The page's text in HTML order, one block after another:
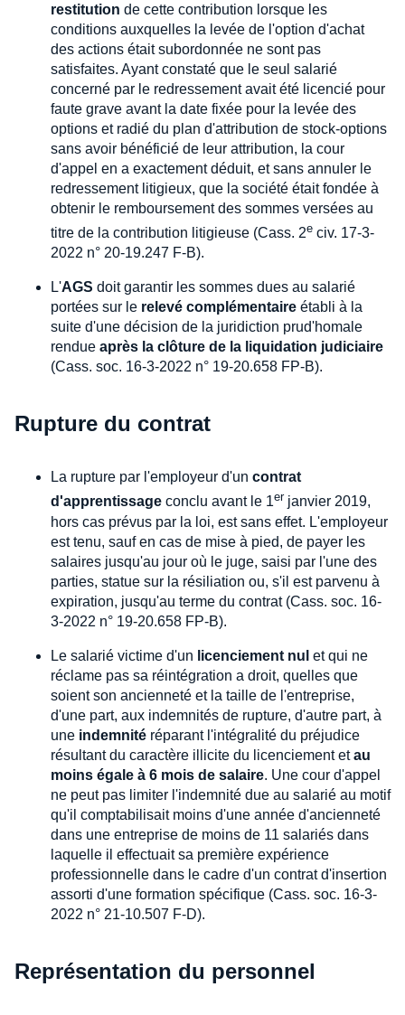
restitution de cette contribution lorsque les
conditions auxquelles la levée de l'option d'achat
des actions était subordonnée ne sont pas
satisfaites. Ayant constaté que le seul salarié
concerné par le redressement avait été licencié pour
faute grave avant la date fixée pour la levée des
options et radié du plan d'attribution de stock-options
sans avoir bénéficié de leur attribution, la cour
d'appel en a exactement déduit, et sans annuler le
redressement litigieux, que la société était fondée à
obtenir le remboursement des sommes versées au
titre de la contribution litigieuse (Cass. 2e civ. 17-3-
2022 n° 20-19.247 F-B).
L'AGS doit garantir les sommes dues au salarié
portées sur le relevé complémentaire établi à la
suite d'une décision de la juridiction prud'homale
rendue après la clôture de la liquidation judiciaire
(Cass. soc. 16-3-2022 n° 19-20.658 FP-B).
Rupture du contrat
La rupture par l'employeur d'un contrat
d'apprentissage conclu avant le 1er janvier 2019,
hors cas prévus par la loi, est sans effet. L'employeur
est tenu, sauf en cas de mise à pied, de payer les
salaires jusqu'au jour où le juge, saisi par l'une des
parties, statue sur la résiliation ou, s'il est parvenu à
expiration, jusqu'au terme du contrat (Cass. soc. 16-
3-2022 n° 19-20.658 FP-B).
Le salarié victime d'un licenciement nul et qui ne
réclame pas sa réintégration a droit, quelles que
soient son ancienneté et la taille de l'entreprise,
d'une part, aux indemnités de rupture, d'autre part, à
une indemnité réparant l'intégralité du préjudice
résultant du caractère illicite du licenciement etau
moins égale à 6 mois de salaire. Une cour d'appel
ne peut pas limiter l'indemnité due au salarié au motif
qu'il comptabilisait moins d'une année d'ancienneté
dans une entreprise de moins de 11 salariés dans
laquelle il effectuait sa première expérience
professionnelle dans le cadre d'un contrat d'insertion
assorti d'une formation spécifique (Cass. soc. 16-3-
2022 n° 21-10.507 F-D).
Représentation du personnel